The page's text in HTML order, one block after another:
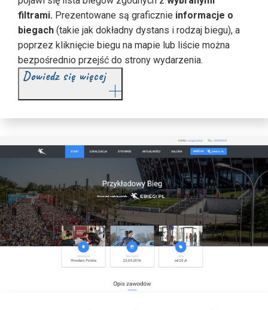
filtrami. Prezentowane są graficznie informacje o
biegach (takie jak dokładny dystans i rodzaj biegu), a
poprzez kliknięcie biegu na mapie lub liście można
bezpośrednio przejść do strony wydarzenia.
Dowiedz się więcej